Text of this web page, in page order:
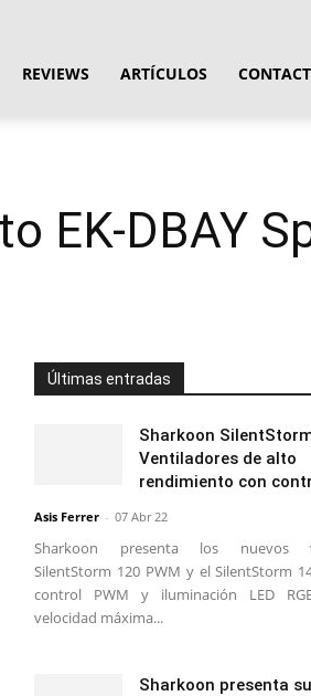
REVIEWS ARTÍCULOS
EK-DBAY
Últimas entradas
Sharkoon
Ventiladores de alto
rendimiento con
Asis Ferrer - 07 Abr 22
Sharkoon presenta los nuevos
SilentStorm 120 PWM y el SilentStorm
control PWM y iluminación LED
velocidad máxima...
Sharkoon presenta